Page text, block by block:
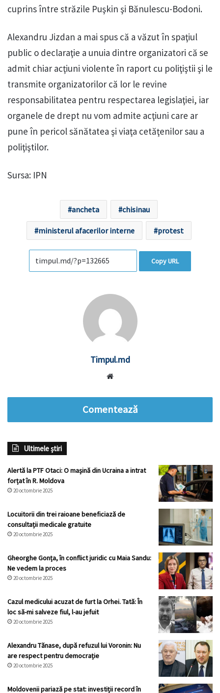
cuprins între străzile Puşkin şi Bănulescu-Bodoni.
Alexandru Jizdan a mai spus că a văzut în spaţiul
public o declaraţie a unuia dintre organizatori că se
admit chiar acţiuni violente în raport cu poliţiştii şi le
transmite organizatorilor că lor le revine
responsabilitatea pentru respectarea legislaţiei, iar
organele de drept nu vom admite acţiuni care ar
pune în pericol sănătatea şi viaţa cetăţenilor sau a
poliţiştilor.
Sursa: IPN
ancheta chisinau
ministerul afacerilor interne protest
Copy URL
Timpul.md
Comentează
Ultimele știri
Alertă la PTF Otaci: O mașină din Ucraina a intrat
forțat în R. Moldova
20 octombrie 2025
Locuitorii din trei raioane beneficiază de
consultații medicale gratuite
20 octombrie 2025
Gheorghe Gonța, în conflict juridic cu Maia Sandu:
Ne vedem la proces
20 octombrie 2025
Cazul medicului acuzat de furt la Orhei. Tată: În
loc să-mi salveze fiul, l-au jefuit
20 octombrie 2025
Alexandru Tănase, după refuzul lui Voronin: Nu
are respect pentru democrație
20 octombrie 2025
Moldovenii pariază pe stat: investiții record în